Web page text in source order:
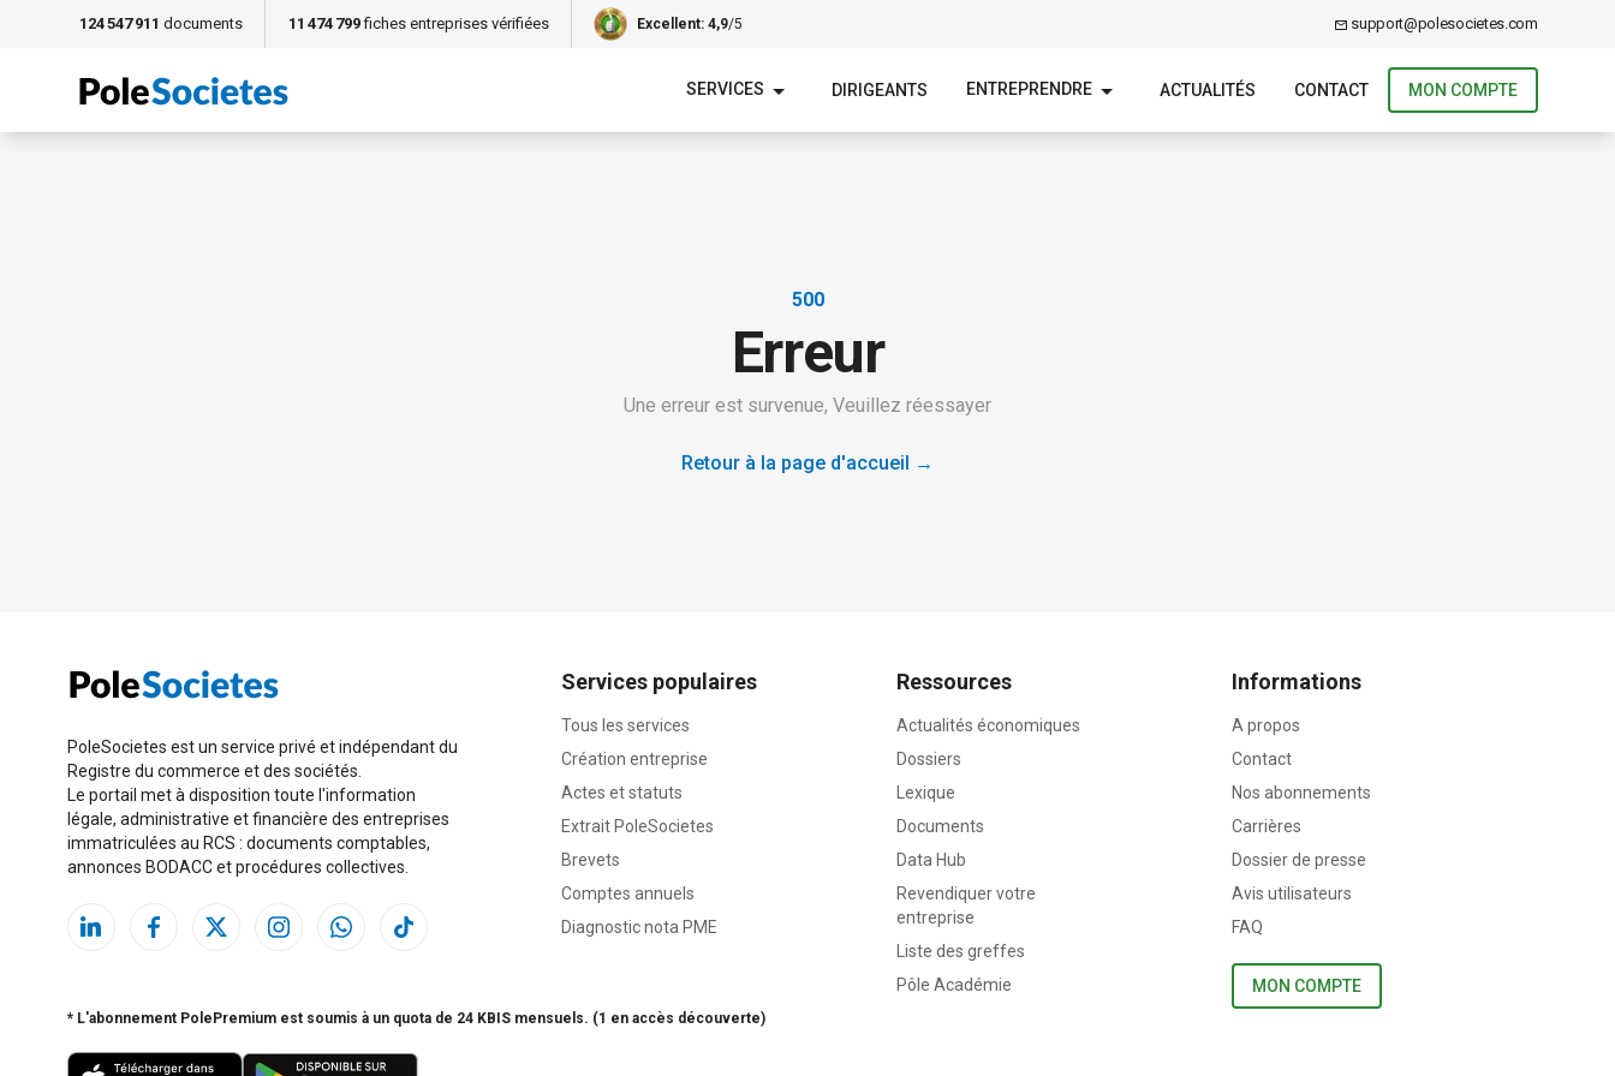
124 547 911 documents 11 474 799 fiches entreprises vérifiées Excellent: 4,9/5 support@polesocietes.com
SERVICES DIRIGEANTS ENTREPRENDRE ACTUALITÉS CONTACT MON COMPTE
500
Erreur
Une erreur est survenue, Veuillez réessayer
Retour à la page d'accueil →
PoleSocietes est un service privé et indépendant du
Registre du commerce et des sociétés.
Le portail met à disposition toute l'information
légale, administrative et financière des entreprises
immatriculées au RCS : documents comptables,
annonces BODACC et procédures collectives.
Services populaires
Tous les services
Création entreprise
Actes et statuts
Extrait PoleSocietes
Brevets
Comptes annuels
Diagnostic nota PME
Ressources
Actualités économiques
Dossiers
Lexique
Documents
Data Hub
Revendiquer votre
entreprise
Liste des greffes
Pôle Académie
Informations
A propos
Contact
Nos abonnements
Carrières
Dossier de presse
Avis utilisateurs
FAQ
MON COMPTE
* L'abonnement PolePremium est soumis à un quota de 24 KBIS mensuels. (1 en accès découverte)